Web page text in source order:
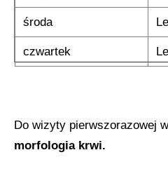
środa
czwartek
Do wizyty pierwszorazowej
morfologia krwi.